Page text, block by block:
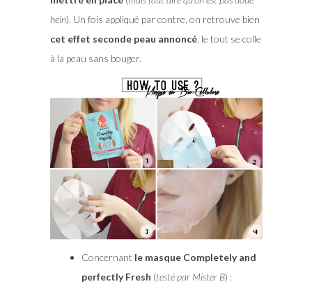
hein). Un fois appliqué par contre, on retrouve bien
cet effet seconde peau annoncé, le tout se colle
à la peau sans bouger.
Concernant le masque Completely and
perfectly Fresh (testé par Mister B) :